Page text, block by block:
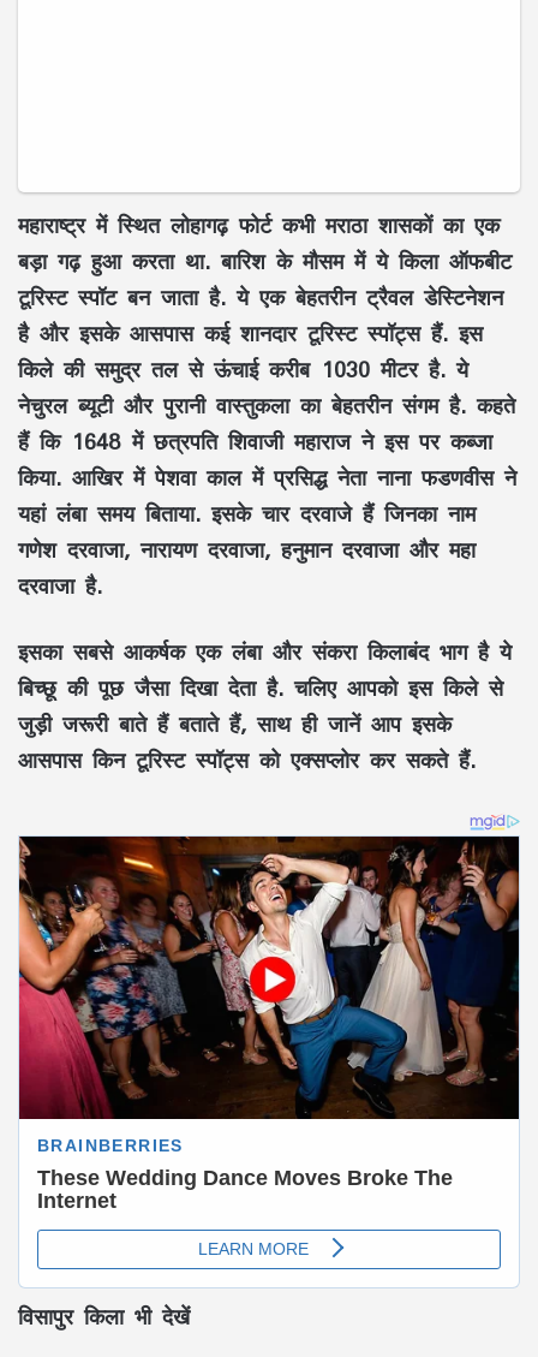
महाराष्ट्र में स्थित लोहागढ़ फोर्ट कभी मराठा शासकों का एक
बड़ा गढ़ हुआ करता था. बारिश के मौसम में ये किला ऑफबीट
टूरिस्ट स्पॉट बन जाता है. ये एक बेहतरीन ट्रैवल डेस्टिनेशन
है और इसके आसपास कई शानदार टूरिस्ट स्पॉट्स हैं. इस
किले की समुद्र तल से ऊंचाई करीब 1030 मीटर है. ये
नेचुरल ब्यूटी और पुरानी वास्तुकला का बेहतरीन संगम है. कहते
हैं कि 1648 में छत्रपति शिवाजी महाराज ने इस पर कब्जा
किया. आखिर में पेशवा काल में प्रसिद्ध नेता नाना फडणवीस ने
यहां लंबा समय बिताया. इसके चार दरवाजे हैं जिनका नाम
गणेश दरवाजा, नारायण दरवाजा, हनुमान दरवाजा और महा
दरवाजा है.
इसका सबसे आकर्षक एक लंबा और संकरा किलाबंद भाग है ये
बिच्छू की पूछ जैसा दिखा देता है. चलिए आपको इस किले से
जुड़ी जरूरी बाते हैं बताते हैं, साथ ही जानें आप इसके
आसपास किन टूरिस्ट स्पॉट्स को एक्सप्लोर कर सकते हैं.
विसापुर किला भी देखें